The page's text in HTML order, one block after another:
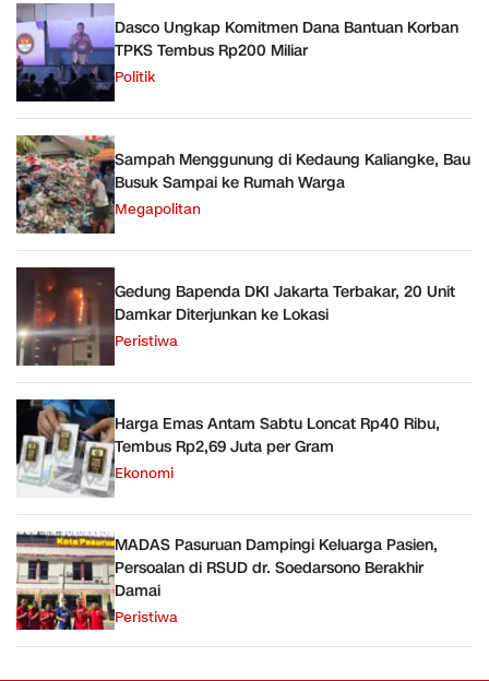
Dasco Ungkap Komitmen Dana Bantuan Korban
TPKS Tembus Rp200 Miliar
Politik
Sampah Menggunung di Kedaung Kaliangke, Bau
Busuk Sampai ke Rumah Warga
Megapolitan
Gedung Bapenda DKI Jakarta Terbakar, 20 Unit
Damkar Diterjunkan ke Lokasi
Peristiwa
Harga Emas Antam Sabtu Loncat Rp40 Ribu,
Tembus Rp2,69 Juta per Gram
Ekonomi
MADAS Pasuruan Dampingi Keluarga Pasien,
Persoalan di RSUD dr. Soedarsono Berakhir
Damai
Peristiwa